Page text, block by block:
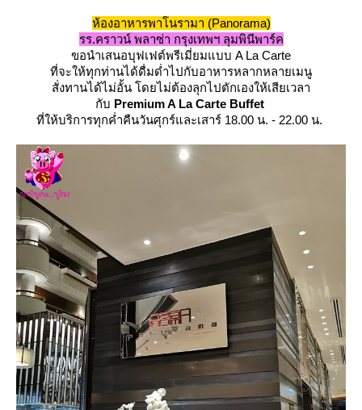
ห้องอาหารพาโนรามา (Panorama)
รร.คราวน์ พลาซ่า กรุงเทพฯ ลุมพินีพาร์ค
ขอนำเสนอบุฟเฟต์พรีเมี่ยมแบบ A La Carte
ที่จะให้ทุกท่านได้ดื่มด่ำไปกับอาหารหลากหลายเมนู
สั่งทานได้ไม่อั้น โดยไม่ต้องลุกไปตักเองให้เสียเวลา
กับ Premium A La Carte Buffet
ที่ให้บริการทุกค่ำคืนวันศุกร์และเสาร์ 18.00 น. - 22.00 น.